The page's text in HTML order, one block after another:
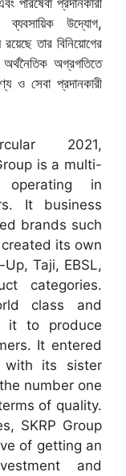
পরিষেবা প্রদানকারী
উদ্যোগ,
তার বিনিয়োগের
অর্থনৈতিক অগ্রগতিতে
ও সেবা প্রদানকারী
2021,
is a multi-
in
It business
brands such
its own
Taji, EBSL,
categories.
class and
it to produce
It entered
with its sister
number one
of quality.
SKRP Group
of getting an
and